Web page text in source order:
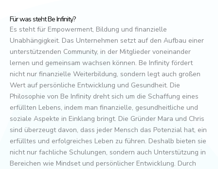
Für was steht Be Infinity?
Es steht für Empowerment, Bildung und finanzielle
Unabhängigkeit. Das Unternehmen setzt auf den Aufbau einer
unterstützenden Community, in der Mitglieder voneinander
lernen und gemeinsam wachsen können. Be Infinity fördert
nicht nur finanzielle Weiterbildung, sondern legt auch großen
Wert auf persönliche Entwicklung und Gesundheit. Die
Philosophie von Be Infinity dreht sich um die Schaffung eines
erfüllten Lebens, indem man finanzielle, gesundheitliche und
soziale Aspekte in Einklang bringt. Die Gründer Mara und Chris
sind überzeugt davon, dass jeder Mensch das Potenzial hat, ein
erfülltes und erfolgreiches Leben zu führen. Deshalb bieten sie
nicht nur fachliche Schulungen, sondern auch Unterstützung in
Bereichen wie Mindset und persönlicher Entwicklung. Durch